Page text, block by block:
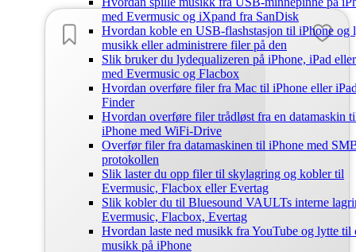
med Evermusic og iXpand fra SanDisk
Hvordan koble en USB-flashstasjon til iPhone og
musikk eller administrere filer på den
Slik bruker du lydequalizeren på iPhone, iPad
med Evermusic og Flacbox
Hvordan overføre filer fra Mac til iPhone eller
Finder
Hvordan overføre filer trådløst fra en datamaskin
iPhone med WiFi-Drive
Overfør filer fra datamaskinen til iPhone med
protokollen
Slik laster du opp filer til skylagring og kobler til
Evermusic, Flacbox eller Evertag
Slik kobler du til Bluesound VAULTs interne
Evermusic, Flacbox, Evertag
Hvordan laste ned musikk fra YouTube og lytte til
musikk på iPhone